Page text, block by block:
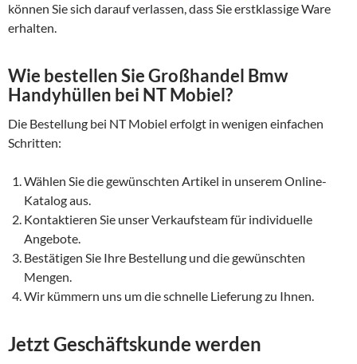
können Sie sich darauf verlassen, dass Sie erstklassige Ware
erhalten.
Wie bestellen Sie Großhandel Bmw
Handyhüllen bei NT Mobiel?
Die Bestellung bei NT Mobiel erfolgt in wenigen einfachen
Schritten:
Wählen Sie die gewünschten Artikel in unserem Online-
Katalog aus.
Kontaktieren Sie unser Verkaufsteam für individuelle
Angebote.
Bestätigen Sie Ihre Bestellung und die gewünschten
Mengen.
Wir kümmern uns um die schnelle Lieferung zu Ihnen.
Jetzt Geschäftskunde werden